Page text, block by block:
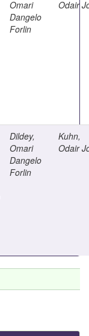
Omari
Dangelo
Forlin
Odair
Dildey,
Omari
Dangelo
Forlin
Kuhn,
Odair